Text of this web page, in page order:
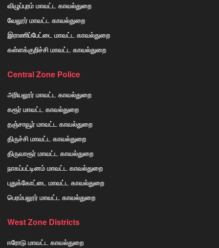
விழுப்புரம் மாவட்ட காவல்துறை
வேலூர் மாவட்ட காவல்துறை
இராணிப்பேட்டை மாவட்ட காவல்துறை
கள்ளக்குறிச்சி மாவட்ட காவல்துறை
Central Zone Police
அரியலூர் மாவட்ட காவல்துறை
கரூர் மாவட்ட காவல்துறை
தஞ்சாவூர் மாவட்ட காவல்துறை
திருச்சி மாவட்ட காவல்துறை
திருவாரூர் மாவட்ட காவல்துறை
நாகப்பட்டினம் மாவட்ட காவல்துறை
புதுக்கோட்டை மாவட்ட காவல்துறை
பெரம்பலூர் மாவட்ட காவல்துறை
West Zone Districts
ஈரோடு மாவட்ட காவல்துறை